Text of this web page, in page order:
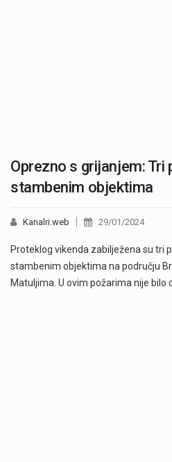
Oprezno s grijanjem: Tri
stambenim objektima
Kanalri.web 29/01/2024
Proteklog vikenda zabilježena su tri
stambenim objektima na području
Matuljima. U ovim požarima nije bilo